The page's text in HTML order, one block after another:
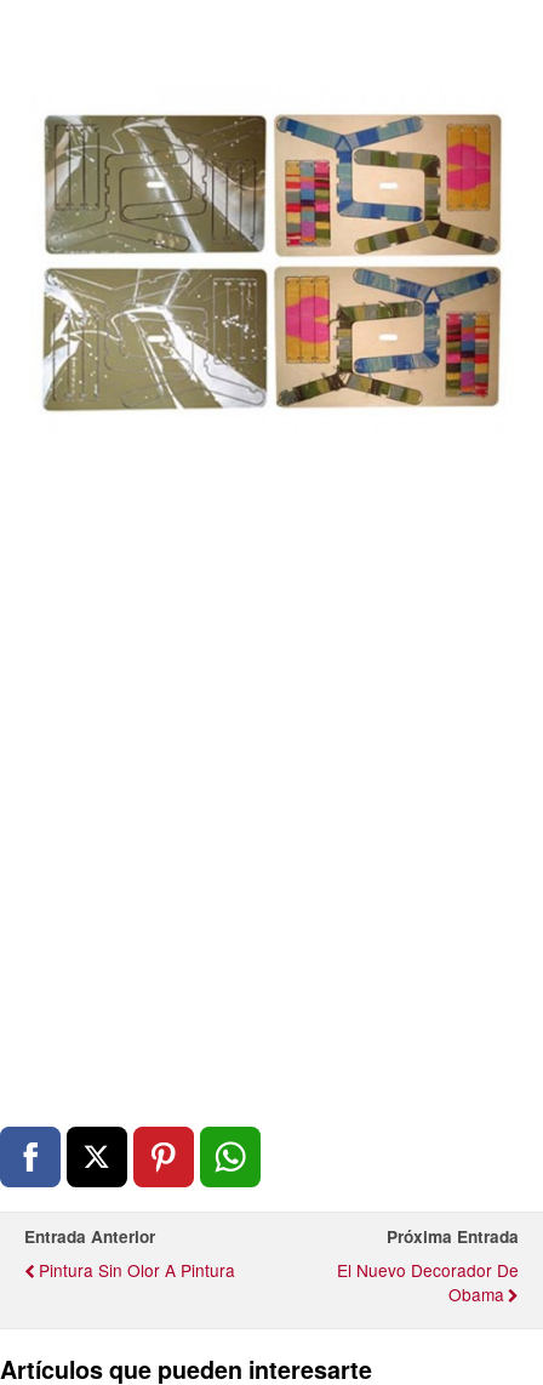
Entrada Anterior
Pintura Sin Olor A Pintura
Próxima Entrada
El Nuevo Decorador De
Obama
Artículos que pueden interesarte